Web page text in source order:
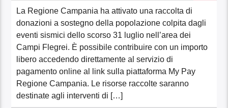
La Regione Campania ha attivato una raccolta di
donazioni a sostegno della popolazione colpita dagli
eventi sismici dello scorso 31 luglio nell’area dei
Campi Flegrei. È possibile contribuire con un importo
libero accedendo direttamente al servizio di
pagamento online al link sulla piattaforma My Pay
Regione Campania. Le risorse raccolte saranno
destinate agli interventi di […]